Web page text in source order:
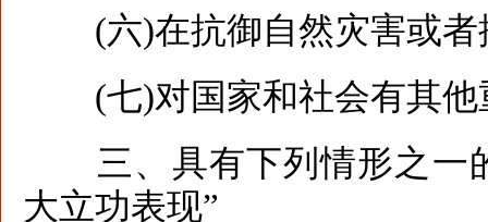
(六)在抗御自然灾害或者
(七)对国家和社会有其他
三、具有下列情形之一
大立功表现”